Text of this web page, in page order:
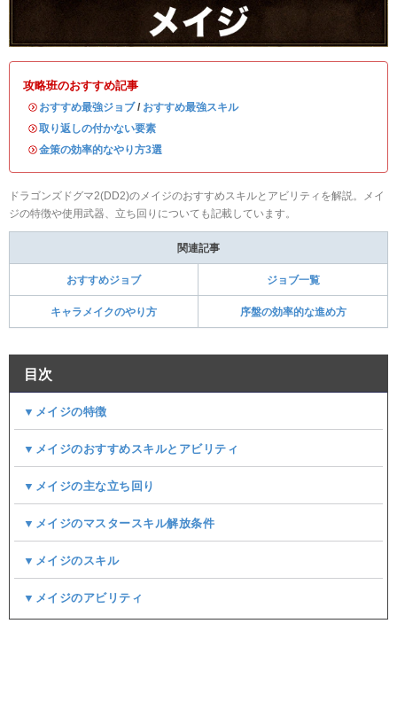
攻略班のおすすめ記事
・ おすすめ最強ジョブ/ おすすめ最強スキル
・取り返しの付かない要素
・金策の効率的なやり方3選
ドラゴンズドグマ2(DD2)のメイジのおすすめスキルとアビリティを解説。メイ
ジの特徴や使用武器、立ち回りについても記載しています。
関連記事
おすすめジョブ ジョブ一覧
キャラメイクのやり方 序盤の効率的な進め方
目次
▼メイジの特徴
▼メイジのおすすめスキルとアビリティ
▼メイジの主な立ち回り
▼メイジのマスタースキル解放条件
▼メイジのスキル
▼メイジのアビリティ